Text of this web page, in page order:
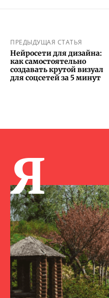
ПРЕДЫДУЩАЯ СТАТЬЯ
Нейросети для дизайна:
как самостоятельно
создавать крутой визуал
для соцсетей за 5 минут
Я